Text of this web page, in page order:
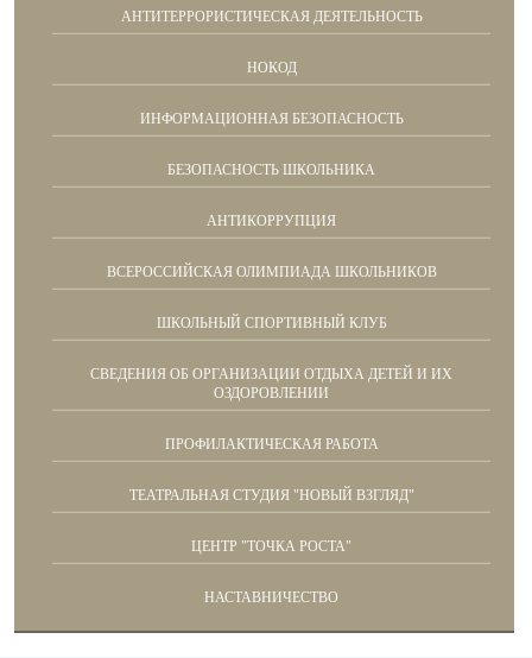
АНТИТЕРРОРИСТИЧЕСКАЯ ДЕЯТЕЛЬНОСТЬ
НОКОД
ИНФОРМАЦИОННАЯ БЕЗОПАСНОСТЬ
БЕЗОПАСНОСТЬ ШКОЛЬНИКА
АНТИКОРРУПЦИЯ
ВСЕРОССИЙСКАЯ ОЛИМПИАДА ШКОЛЬНИКОВ
ШКОЛЬНЫЙ СПОРТИВНЫЙ КЛУБ
СВЕДЕНИЯ ОБ ОРГАНИЗАЦИИ ОТДЫХА ДЕТЕЙ И ИХ
ОЗДОРОВЛЕНИИ
ПРОФИЛАКТИЧЕСКАЯ РАБОТА
ТЕАТРАЛЬНАЯ СТУДИЯ "НОВЫЙ ВЗГЛЯД"
ЦЕНТР "ТОЧКА РОСТА"
НАСТАВНИЧЕСТВО